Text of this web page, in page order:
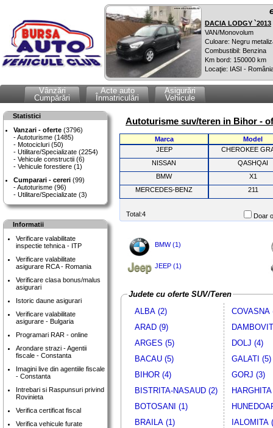
DACIA LODGY `2013
VAN/Monovolum
Culoare: Negru
Combustibil: Benzina
Km bord: 150000 km
Locaţie: IASI -
Vânzări
Cumpărări
Acte auto
Înmatriculări
Asigurări
Vehicule
Statistici
Vanzari - oferte (3796)
Autoturisme (1485)
Motocicluri (50)
Utilitare/Specializate (2254)
Vehicule constructii (6)
Vehicule forestiere (1)
Cumparari - cereri (99)
Autoturisme (96)
Utilitare/Specializate (3)
Informatii
Verificare valabilitate
inspectie tehnica - ITP
Verificare valabilitate
asigurare RCA - Romania
Verificare clasa bonus/malus
asigurari
Istoric daune asigurari
Verificare valabilitate
asigurare - Bulgaria
Programari RAR - online
Arondare strazi - Agentii
fiscale - Constanta
Imagini live din agentiile fiscale
- Constanta
Intrebari si Raspunsuri privind
Rovinieta
Verifica certificat fiscal
Verifica vehicule furate
Autoturisme suv/teren in Bihor -
Marca
Model
JEEP
CHEROKEE
NISSAN
QASHQAI
BMW
X1
MERCEDES-BENZ
211
Total:4 Doar
BMW (1)
JEEP (1)
Judete cu oferte SUV/Teren
ALBA (2)
ARAD (9)
ARGES (5)
BACAU (5)
BIHOR (4)
BISTRITA-NASAUD (2)
BOTOSANI (1)
BRAILA (1)
COVASNA
DOLJ (4)
GALATI (5)
GORJ (3)
IALOMITA